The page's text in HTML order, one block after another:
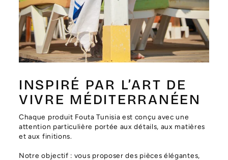
INSPIRÉ PAR L’ART DE
VIVRE MÉDITERRANÉEN
Chaque produit Fouta Tunisia est conçu avec une
attention particulière portée aux détails, aux matières
et aux finitions.
Notre objectif : vous proposer des pièces élégantes,